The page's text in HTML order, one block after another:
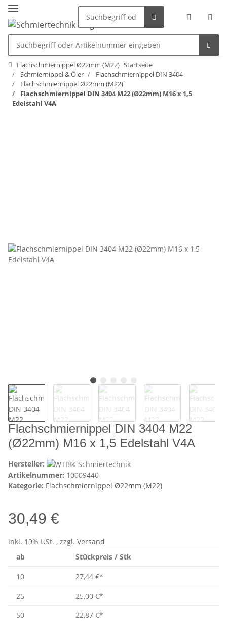
Flachschmiernippel Ø22mm (M22) Startseite
Schmiernippel & Öler
Flachschmiernippel DIN 3404
Flachschmiernippel Ø22mm (M22)
Flachschmiernippel DIN 3404 M22 (Ø22mm) M16 x 1,5
Edelstahl V4A
Flachschmiernippel DIN 3404 M22
(Ø22mm) M16 x 1,5 Edelstahl V4A
Hersteller:
Artikelnummer: 10009440
Kategorie: Flachschmiernippel Ø22mm (M22)
30,49 €
inkl. 19% USt. , zzgl. Versand
ab
Stückpreis / Stk
10 27,44 €*
25
25,00 €*
50
22,87 €*